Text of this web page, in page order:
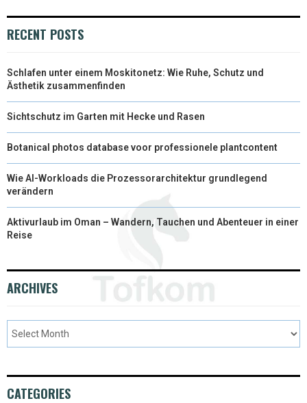
RECENT POSTS
Schlafen unter einem Moskitonetz: Wie Ruhe, Schutz und
Ästhetik zusammenfinden
Sichtschutz im Garten mit Hecke und Rasen
Botanical photos database voor professionele plantcontent
Wie AI-Workloads die Prozessorarchitektur grundlegend
verändern
Aktivurlaub im Oman – Wandern, Tauchen und Abenteuer in einer
Reise
ARCHIVES
CATEGORIES